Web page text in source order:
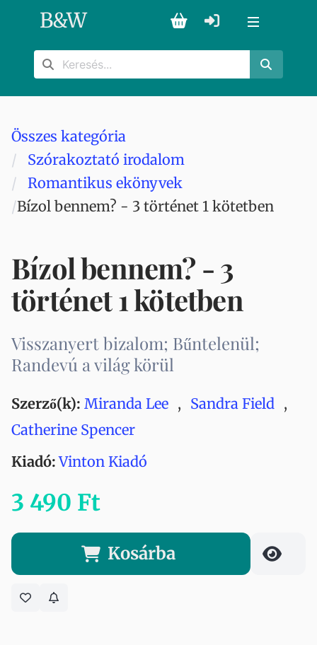
B&W
Összes kategória
Szórakoztató irodalom
Romantikus ekönyvek
Bízol bennem? - 3 történet 1 kötetben
Bízol bennem? - 3
történet 1 kötetben
Visszanyert bizalom; Bűntelenül;
Randevú a világ körül
Szerző(k): Miranda Lee , Sandra Field ,
Catherine Spencer
Kiadó: Vinton Kiadó
3 490 Ft
Kosárba